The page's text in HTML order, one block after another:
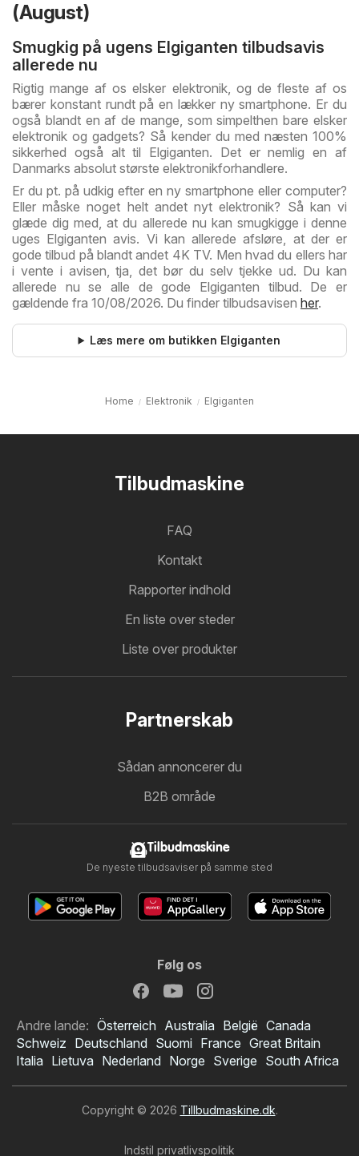
(August)
Smugkig på ugens Elgiganten tilbudsavis
allerede nu
Rigtig mange af os elsker elektronik, og de fleste af os
bærer konstant rundt på en lækker ny smartphone. Er du
også blandt en af de mange, som simpelthen bare elsker
elektronik og gadgets? Så kender du med næsten 100%
sikkerhed også alt til Elgiganten. Det er nemlig en af
Danmarks absolut største elektronikforhandlere.
Er du pt. på udkig efter en ny smartphone eller computer?
Eller måske noget helt andet nyt elektronik? Så kan vi
glæde dig med, at du allerede nu kan smugkigge i denne
uges Elgiganten avis. Vi kan allerede afsløre, at der er
gode tilbud på blandt andet 4K TV. Men hvad du ellers har
i vente i avisen, tja, det bør du selv tjekke ud. Du kan
allerede nu se alle de gode Elgiganten tilbud. De er
gældende fra 10/08/2026. Du finder tilbudsavisen her.
Læs mere om butikken Elgiganten
Home Elektronik Elgiganten
Tilbudmaskine
FAQ
Kontakt
Rapporter indhold
En liste over steder
Liste over produkter
Partnerskab
Sådan annoncerer du
B2B område
Tilbudmaskine
De nyeste tilbudsaviser på samme sted
Følg os
Andre lande: Österreich Australia België Canada
Schweiz Deutschland Suomi France Great Britain
Italia Lietuva Nederland Norge Sverige South Africa
Copyright © 2026 Tillbudmaskine.dk.
Indstil privatlivspolitik